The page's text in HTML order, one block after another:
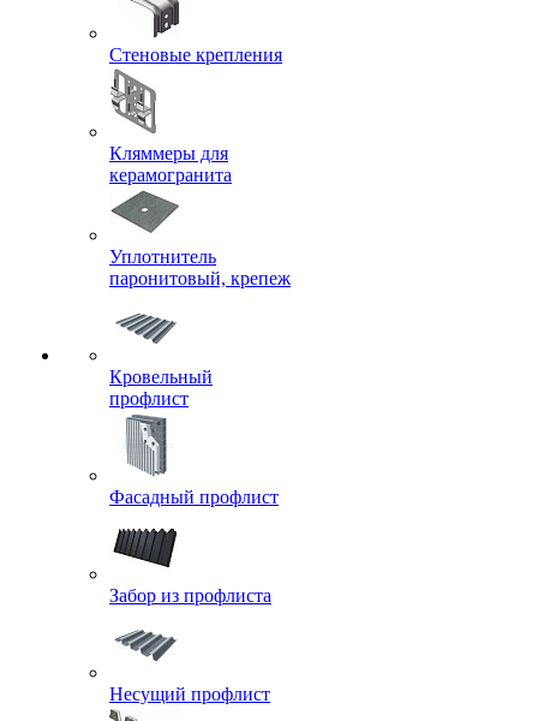
Стеновые крепления
Кляммеры для
керамогранита
Уплотнитель
паронитовый, крепеж
Кровельный
профлист
Фасадный профлист
Забор из профлиста
Несущий профлист